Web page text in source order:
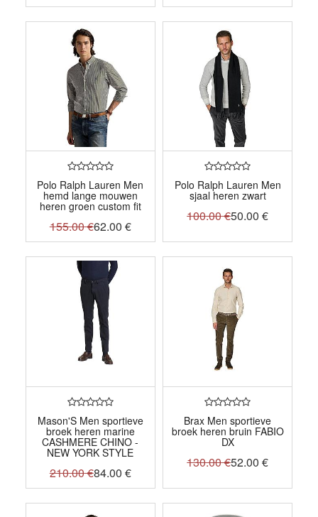
Polo Ralph Lauren Men
hemd lange mouwen
heren groen custom fit
155.00€62.00 €
Polo Ralph Lauren Men
sjaal heren zwart
100.00€50.00 €
Mason'S Men sportieve
broek heren marine
CASHMERE CHINO -
NEW YORK STYLE
210.00€84.00 €
Brax Men sportieve
broek heren bruin FABIO
DX
130.00€52.00 €